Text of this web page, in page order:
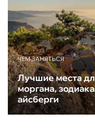
ЧЕМ ЗАНЯТЬСЯ
Лучшие места
моргана,
айсберги